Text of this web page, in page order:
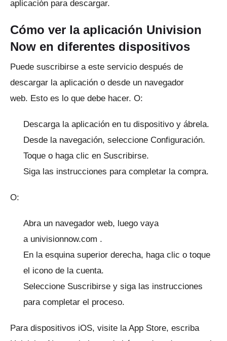
aplicación para descargar.
Cómo ver la aplicación Univision
Now en diferentes dispositivos
Puede suscribirse a este servicio después de
descargar la aplicación o desde un navegador
web. Esto es lo que debe hacer. O:
Descarga la aplicación en tu dispositivo y ábrela.
Desde la navegación, seleccione Configuración.
Toque o haga clic en Suscribirse.
Siga las instrucciones para completar la compra.
O:
Abra un navegador web, luego vaya
a univisionnow.com .
En la esquina superior derecha, haga clic o toque
el icono de la cuenta.
Seleccione Suscribirse y siga las instrucciones
para completar el proceso.
Para dispositivos iOS, visite la App Store, escriba